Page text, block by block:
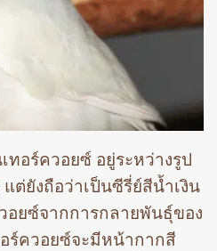
ทอร์ควอยซ์ อยู่ระหว่างรูป
ต่ยังถือว่าเป็นซีรี่ย์สีน้ำเงิน
อยซ์จากการกลายพันธุ์ของ
ร์ควอยซ์จะมีหน้ากากสี